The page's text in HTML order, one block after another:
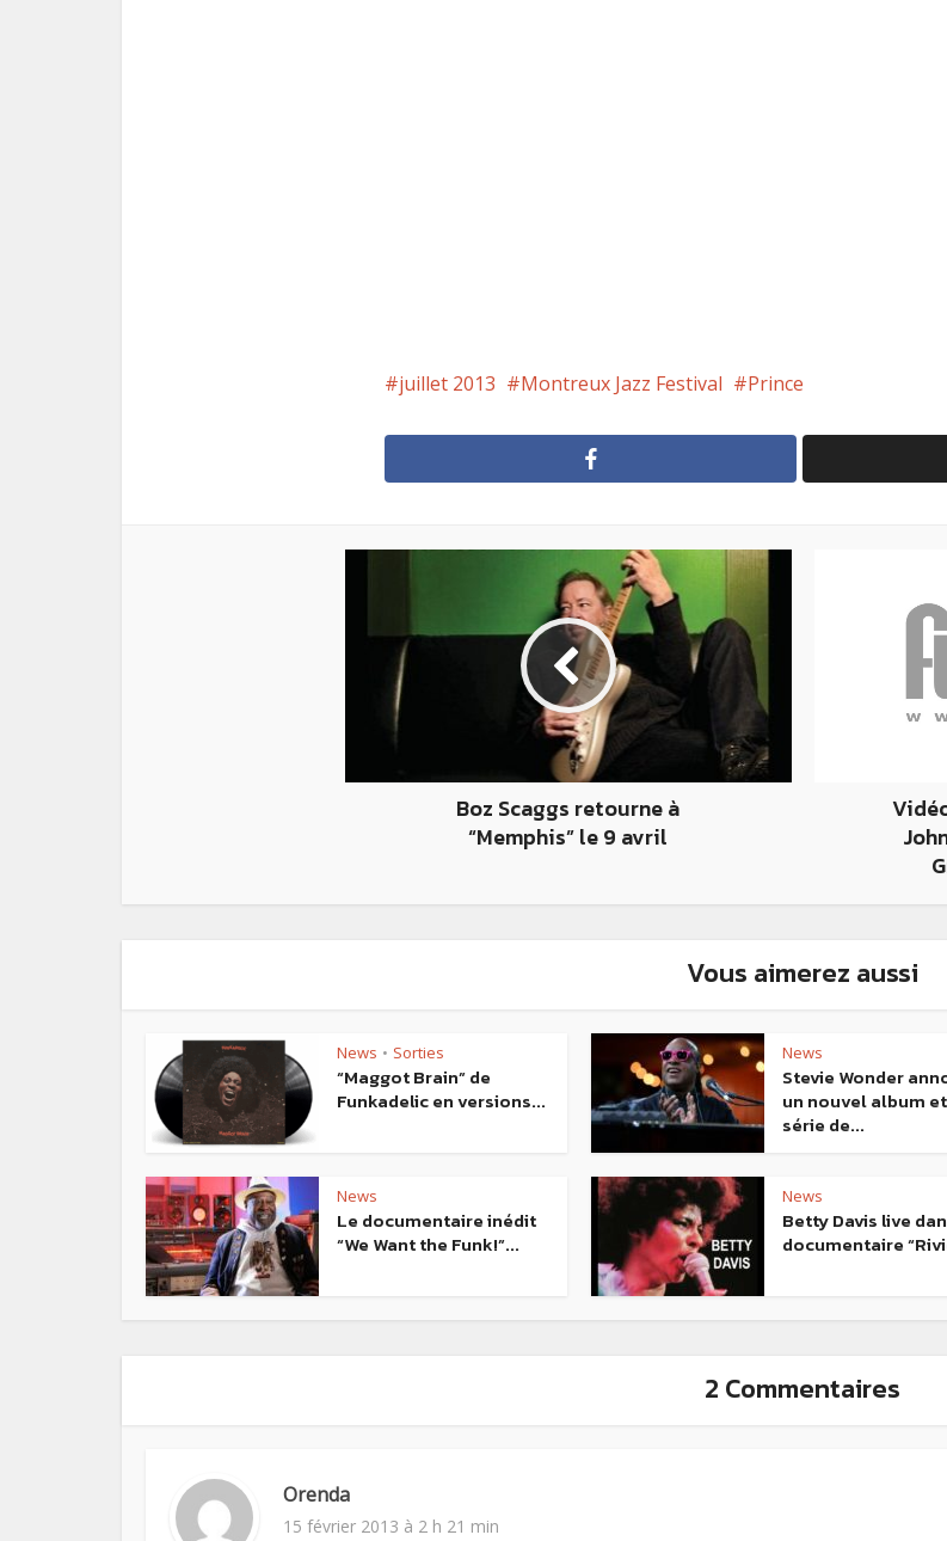
juillet 2013 Montreux Jazz Festival Prince
Boz Scaggs retourne à
“Memphis” le 9 avril
Vous aimerez aussi
News • Sorties
“Maggot Brain” de
Funkadelic en versions...
News
Stevie Wonder
un nouvel album
série de...
News
Le documentaire inédit
“We Want the Funk!”...
News
Betty Davis live
documentaire
2 Commentaires
Orenda
15 février 2013 à 2 h 21 min